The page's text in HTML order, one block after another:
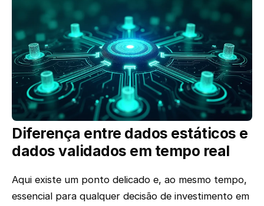
Diferença entre dados estáticos e
dados validados em tempo real
Aqui existe um ponto delicado e, ao mesmo tempo,
essencial para qualquer decisão de investimento em